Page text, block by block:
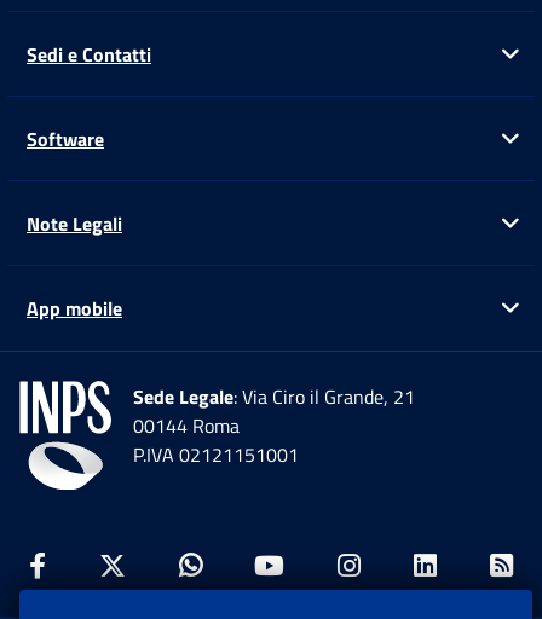
Sedi e Contatti
Software
Note Legali
App mobile
Sede Legale: Via Ciro il Grande, 21
00144 Roma
P.IVA 02121151001
Facebook: Apre una nuova finestra
Twitter: Apre una nuova finestra
Whatsapp: Apre una nuova
Youtube: Apre una
Instagram: